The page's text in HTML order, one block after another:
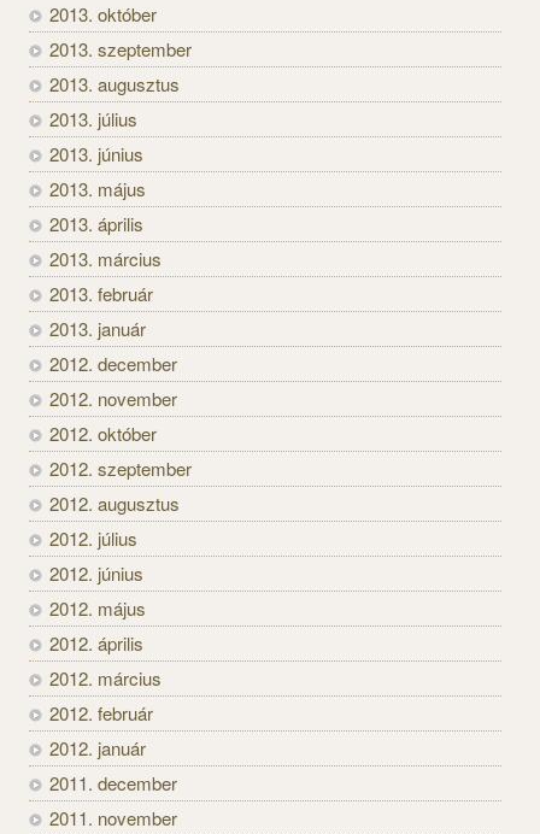
2013. október
2013. szeptember
2013. augusztus
2013. július
2013. június
2013. május
2013. április
2013. március
2013. február
2013. január
2012. december
2012. november
2012. október
2012. szeptember
2012. augusztus
2012. július
2012. június
2012. május
2012. április
2012. március
2012. február
2012. január
2011. december
2011. november